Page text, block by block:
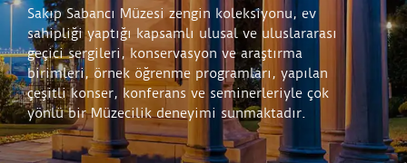
Sakıp Sabancı Müzesi zengin koleksiyonu, ev
sahipliği yaptığı kapsamlı ulusal ve uluslararası
geçici sergileri, konservasyon ve araştırma
birimleri, örnek öğrenme programları, yapılan
çeşitli konser, konferans ve seminerleriyle çok
yönlü bir Müzecilik deneyimi sunmaktadır.